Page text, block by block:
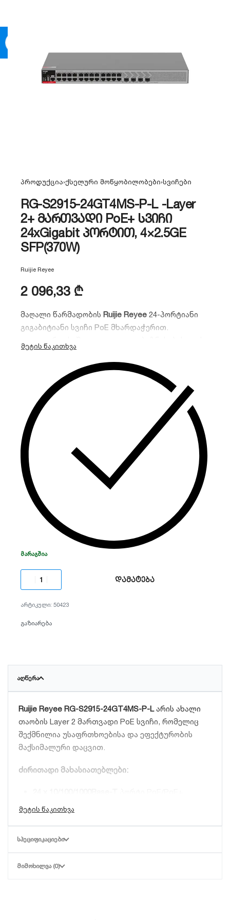
პროდუქცია›ქსელური მოწყობილობები›სვიჩები
RG-S2915-24GT4MS-P-L -Layer
2+ მართვადი PoE+ სვიჩი
24xGigabit პორტით, 4×2.5GE
SFP(370W)
Ruijie Reyee
2 096,33 ₾
მაღალი წარმადობის Ruijie Reyee 24-პორტიანი
გიგაბიტიანი სვიჩი PoE მხარდაჭერით.
რომლებსაც ესაჭიროებათ სტაბილური ქსელი, 4
SFP პორტი და მარტივი მართვა Cloud-ის
მეშვეობით.
ᲛᲐᲠᲐᲒᲨᲘᲐ
დამატება
50423
გაზიარება
ᲐᲦᲬᲔᲠᲐ
Ruijie Reyee RG-S2915-24GT4MS-P-Lარის ახალი
თაობის Layer 2 მართვადი PoE სვიჩი, რომელიც
შექმნილია უსაფრთხოებისა და ეფექტურობის
მაქსიმალური დაცვით.
ძირითადი მახასიათებლები:
მხარდაჭერით.
PoE ბიუჯეტი:
ტელეფონი.
ᲡᲞᲔᲪᲘᲤᲘᲙᲐᲪᲘᲔᲑᲘ
ᲛᲘᲛᲝᲮᲘᲚᲕᲐ (0)